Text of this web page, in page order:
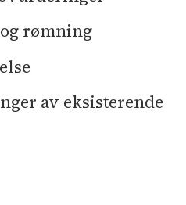
rømning
av eksisterende